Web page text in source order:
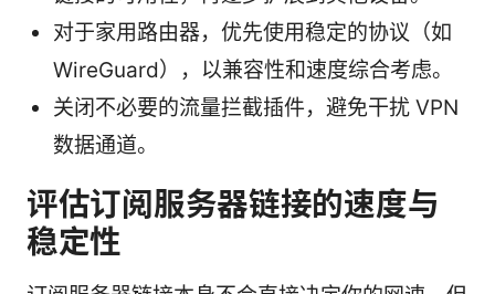
对于家用路由器，优先使用稳定的协议（如
WireGuard），以兼容性和速度综合考虑。
关闭不必要的流量拦截插件，避免干扰 VPN
数据通道。
评估订阅服务器链接的速度与
稳定性